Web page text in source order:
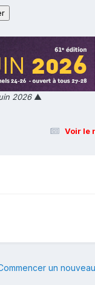
2026▲
Voir le
un